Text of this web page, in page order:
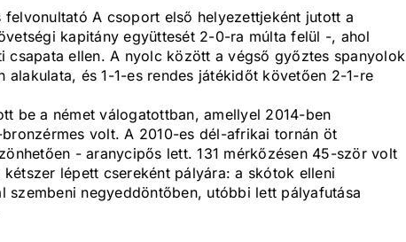
A csoport első helyezettjeként jutott a
kapitány együttesét 2-0-ra múlta felül -, ahol
csapata ellen. A nyolc között a végső győztes spanyolok
alakulata, és 1-1-es rendes játékidőt követően 2-1-re
be a német válogatottban, amellyel 2014-ben
volt. A 2010-es dél-afrikai tornán öt
- aranycipős lett. 131 mérkőzésen 45-ször volt
lépett csereként pályára: a skótok elleni
szembeni negyeddöntőben, utóbbi lett pályafutása